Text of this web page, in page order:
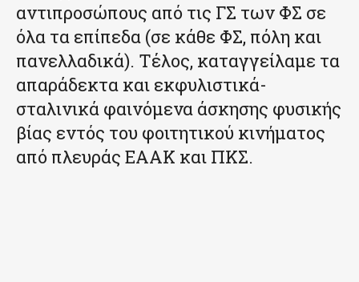
αντιπροσώπους από τις ΓΣ των ΦΣ σε
όλα τα επίπεδα (σε κάθε ΦΣ, πόλη και
πανελλαδικά). Τέλος, καταγγείλαμε τα
απαράδεκτα και εκφυλιστικά-
σταλινικά φαινόμενα άσκησης φυσικής
βίας εντός του φοιτητικού κινήματος
από πλευράς ΕΑΑΚ και ΠΚΣ.